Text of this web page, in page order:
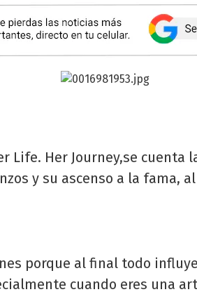
Life. Her Journey,se cuenta
y su ascenso a la fama,
porque al final todo
cuando eres una